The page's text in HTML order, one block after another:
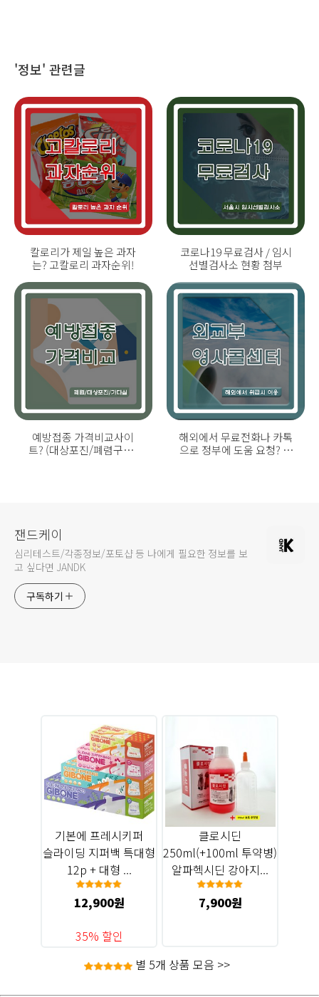
'정보' 관련글
칼로리가 제일 높은 과자
는? 고칼로리 과자순위!
코로나19 무료검사 / 임시
선별검사소 현황 첨부
예방접종 가격비교사이
트? (대상포진/폐렴구균/
해외에서 무료전화나 카톡
으로 정부에 도움 요청? 외
잰드케이
심리테스트/각종정보/포토샵 등 나에게 필요한 정보를 보
고 싶다면 JANDK
구독하기
기본에 프레시키퍼
슬라이딩 지퍼백 특대형
12p + 대형 ...
12,900원
35% 할인
클로시딘
250ml(+100ml 투약병)
알파헥시딘 강아지...
7,900원
별 5개 상품 모음 >>